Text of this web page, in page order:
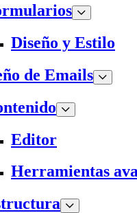
Diseño y Estilo
de Emails
Editor
Herramientas